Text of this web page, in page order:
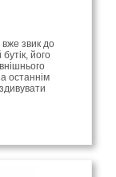
звик до
його
останнім